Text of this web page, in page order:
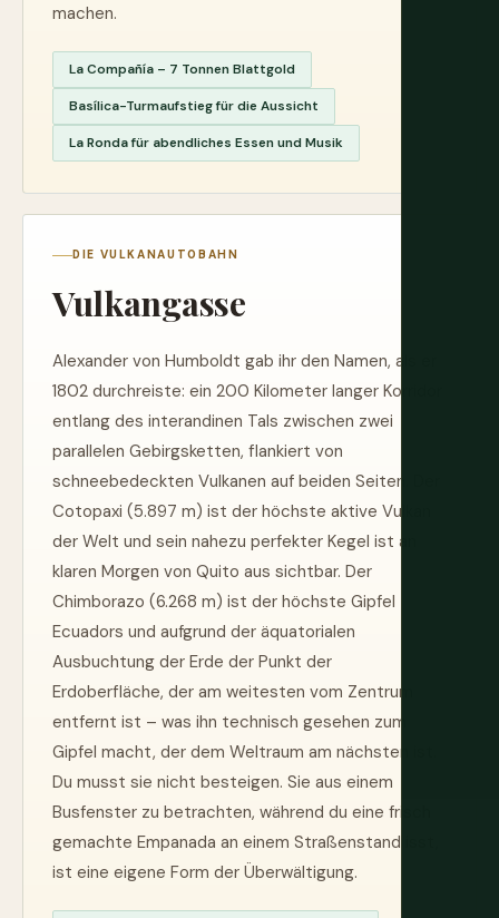
machen.
La Compañía – 7 Tonnen Blattgold
Basílica-Turmaufstieg für die Aussicht
La Ronda für abendliches Essen und Musik
DIE VULKANAUTOBAHN
Vulkangasse
Alexander von Humboldt gab ihr den Namen, als er
1802 durchreiste: ein 200 Kilometer langer Korridor
entlang des interandinen Tals zwischen zwei
parallelen Gebirgsketten, flankiert von
schneebedeckten Vulkanen auf beiden Seiten. Der
Cotopaxi (5.897 m) ist der höchste aktive Vulkan
der Welt und sein nahezu perfekter Kegel ist an
klaren Morgen von Quito aus sichtbar. Der
Chimborazo (6.268 m) ist der höchste Gipfel
Ecuadors und aufgrund der äquatorialen
Ausbuchtung der Erde der Punkt der
Erdoberfläche, der am weitesten vom Zentrum
entfernt ist – was ihn technisch gesehen zum
Gipfel macht, der dem Weltraum am nächsten ist.
Du musst sie nicht besteigen. Sie aus einem
Busfenster zu betrachten, während du eine frisch
gemachte Empanada an einem Straßenstand isst,
ist eine eigene Form der Überwältigung.